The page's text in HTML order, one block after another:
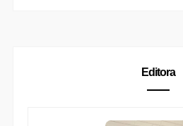
Editora